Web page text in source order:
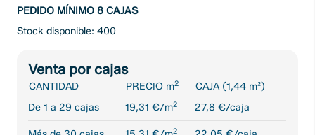
PEDIDO MÍNIMO 8 CAJAS
Stock disponible: 400
Venta por cajas
CANTIDAD PRECIO m2
CAJA (1,44 m²)
De 1 a 29 cajas
19,31 €/m2 27,8 €/caja
2